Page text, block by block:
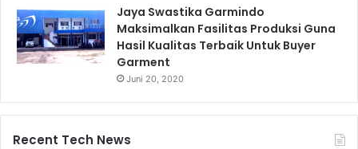
Jaya Swastika Garmindo
Maksimalkan Fasilitas Produksi Guna
Hasil Kualitas Terbaik Untuk Buyer
Garment
Juni 20, 2020
Recent Tech News